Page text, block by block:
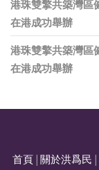
港珠雙擎共築灣區
在港成功舉辦
港珠雙擎共築灣區
在港成功舉辦
首頁 關於洪爲民